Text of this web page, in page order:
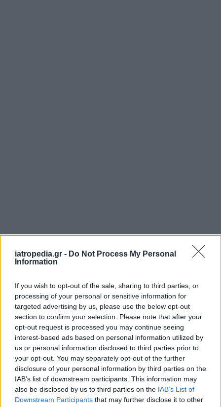
iatropedia.gr - Do Not Process My Personal
Information
If you wish to opt-out of the sale, sharing to third parties, or
processing of your personal or sensitive information for
targeted advertising by us, please use the below opt-out
section to confirm your selection. Please note that after your
opt-out request is processed you may continue seeing
interest-based ads based on personal information utilized by
us or personal information disclosed to third parties prior to
your opt-out. You may separately opt-out of the further
disclosure of your personal information by third parties on the
IAB’s list of downstream participants. This information may
also be disclosed by us to third parties on the IAB’s List of
Downstream Participants that may further disclose it to other
Δείγματα φιαλιδίων που φέρεται να χορηγούσε
στάλθηκαν για εργαστηριακή ανάλυση και
διαπιστώθηκε ότι δεν είχαν απολύτως καμία
φαρμακευτική ιδιότητα, όπως αναφέρεται στην
πορισματική έκθεση.
ΔΙΑΒΑΣΤΕ ΕΠΙΣΗΣ
Νέα υπόθεση ψευτογιατρού: Υποσχόταν
θεραπεία για τη σκλήρυνση κατά πλάκας,